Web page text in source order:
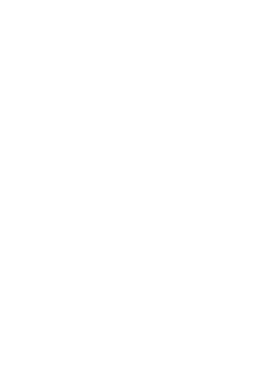
El estudio se centra en el
edad «sin un diagnóstico
una enfermedad
técnica que estudia
resultados no ofrecieron